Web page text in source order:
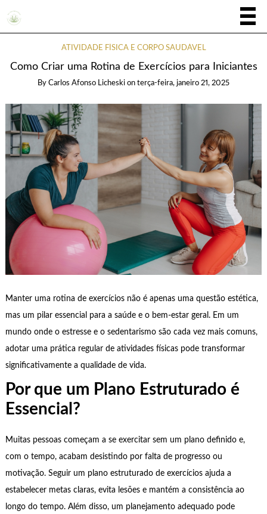
ATIVIDADE FÍSICA E CORPO SAUDÁVEL
Como Criar uma Rotina de Exercícios para Iniciantes
By Carlos Afonso Licheski on terça-feira, janeiro 21, 2025
Manter uma rotina de exercícios não é apenas uma questão estética,
mas um pilar essencial para a saúde e o bem-estar geral. Em um
mundo onde o estresse e o sedentarismo são cada vez mais comuns,
adotar uma prática regular de atividades físicas pode transformar
significativamente a qualidade de vida.
Por que um Plano Estruturado é
Essencial?
Muitas pessoas começam a se exercitar sem um plano definido e,
com o tempo, acabam desistindo por falta de progresso ou
motivação. Seguir um plano estruturado de exercícios ajuda a
estabelecer metas claras, evita lesões e mantém a consistência ao
longo do tempo. Além disso, um planejamento adequado pode